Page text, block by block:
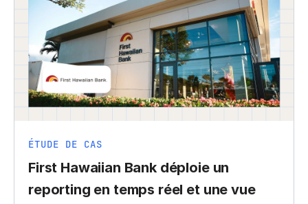
ÉTUDE DE CAS
First Hawaiian Bank déploie un
reporting en temps réel et une vue